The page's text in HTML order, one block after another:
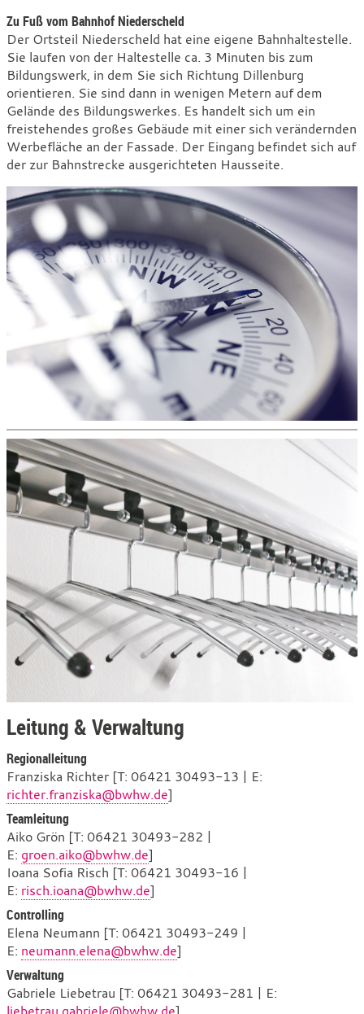
Zu Fuß vom Bahnhof Niederscheld
Der Ortsteil Niederscheld hat eine eigene Bahnhaltestelle.
Sie laufen von der Haltestelle ca. 3 Minuten bis zum
Bildungswerk, in dem Sie sich Richtung Dillenburg
orientieren. Sie sind dann in wenigen Metern auf dem
Gelände des Bildungswerkes. Es handelt sich um ein
freistehendes großes Gebäude mit einer sich verändernden
Werbefläche an der Fassade. Der Eingang befindet sich auf
der zur Bahnstrecke ausgerichteten Hausseite.
Leitung & Verwaltung
Regionalleitung
Franziska Richter [T: 06421 30493-13 | E:
richter.franziska@bwhw.de]
Teamleitung
Aiko Grön [T: 06421 30493-282 |
E: groen.aiko@bwhw.de]
Ioana Sofia Risch [T: 06421 30493-16 |
E: risch.ioana@bwhw.de]
Controlling
Elena Neumann [T: 06421 30493-249 |
E: neumann.elena@bwhw.de]
Verwaltung
Gabriele Liebetrau [T: 06421 30493-281 | E: